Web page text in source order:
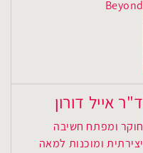
Beyond
ד"ר אייל דורון
חוקר ומפתח חשיבה
יצירתית ומוכנות למאה